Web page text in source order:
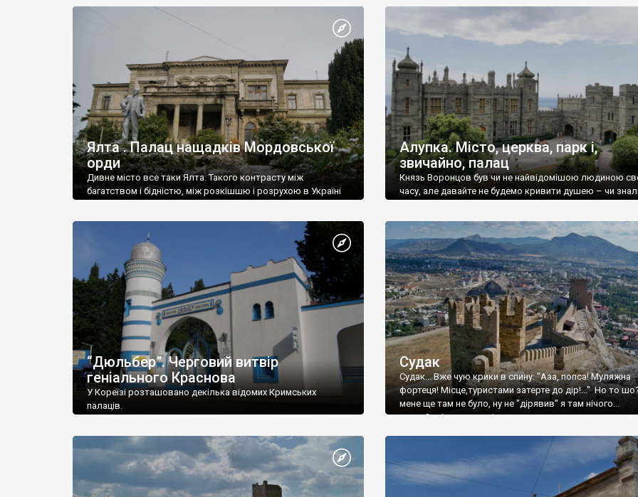
Ялта . Палац нащадків Мордовської
орди
Дивне місто все таки Ялта. Такого контрасту між
багатством і бідністю, між розкішшю і розрухою в Україні
Алупка. Місто, церква, парк і,
звичайно, палац
Князь Воронцов був чи не найвідомішою людиною
часу, але давайте не будемо кривити душею – чи
“Дюльбер”. Черговий витвір
геніального Краснова
У Кореїзі розташовано декілька відомих Кримських
палаців.
Судак
Судак... Вже чую крики в спину: "Ааа, попса! Муляжна
фортеця! Місце,туристами затерте до дір!..." Но то
мене ще там не було, ну не "дірявив" я там нічого...
принаймні до цього літа.